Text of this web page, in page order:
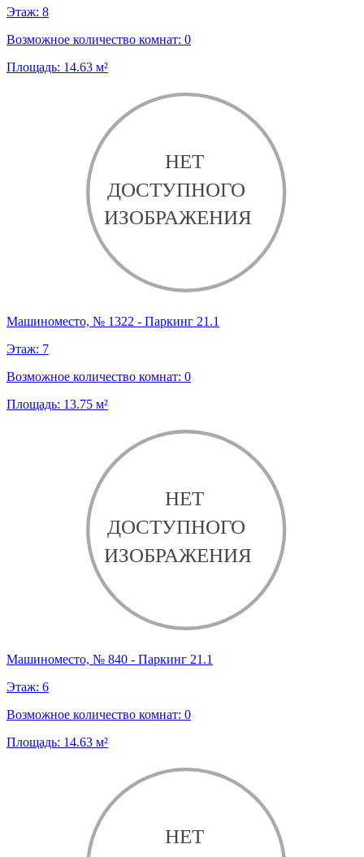
Этаж: 8
Возможное количество комнат: 0
Площадь: 14.63 м²
Машиноместо, № 1322 - Паркинг 21.1
Этаж: 7
Возможное количество комнат: 0
Площадь: 13.75 м²
Машиноместо, № 840 - Паркинг 21.1
Этаж: 6
Возможное количество комнат: 0
Площадь: 14.63 м²